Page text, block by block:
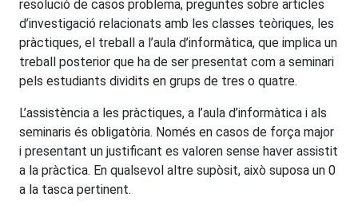
resolució de casos problema, preguntes sobre articles
d’investigació relacionats amb les classes teòriques, les
pràctiques, el treball a l’aula d’informàtica, que implica un
treball posterior que ha de ser presentat com a seminari
pels estudiants dividits en grups de tres o quatre.
L’assistència a les pràctiques, a l’aula d’informàtica i als
seminaris és obligatòria. Només en casos de força major
i presentant un justificant es valoren sense haver assistit
a la pràctica. En qualsevol altre supòsit, això suposa un 0
a la tasca pertinent.